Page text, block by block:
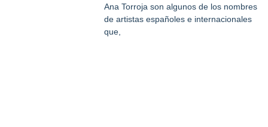
Ana Torroja son algunos de los nombres
de artistas españoles e internacionales
que,